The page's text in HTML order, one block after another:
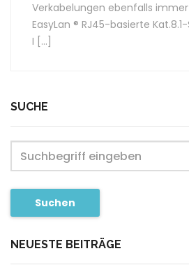
Verkabelungen ebenfalls
EasyLan ® RJ45-basierte
I […]
SUCHE
Suchen
NEUESTE BEITRÄGE